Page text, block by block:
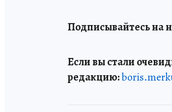
Подписывайтесь на
Если вы стали
редакцию: